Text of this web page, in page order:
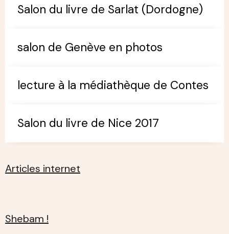
Salon du livre de Sarlat (Dordogne)
salon de Genève en photos
lecture à la médiathèque de Contes
Salon du livre de Nice 2017
Articles internet
Shebam !